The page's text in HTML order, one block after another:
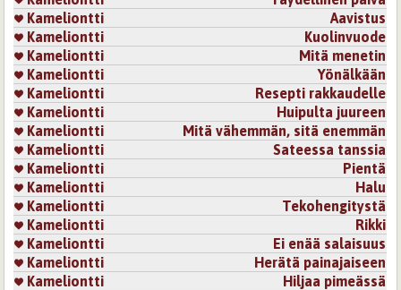
Sivut
Kameliontti
Aavistus
Kameliontti
Kuolinvuode
Kameliontti
Mitä menetin
Kameliontti
Yönälkään
Kameliontti
Resepti rakkaudelle
Kameliontti
Huipulta juureen
Kameliontti
Mitä vähemmän, sitä enemmän
Kameliontti
Sateessa tanssia
Kameliontti
Pientä
Kameliontti
Halu
Kameliontti
Tekohengitystä
Kameliontti
Rikki
Kameliontti
Ei enää salaisuus
Kameliontti
Herätä painajaiseen
Kameliontti
Hiljaa pimeässä